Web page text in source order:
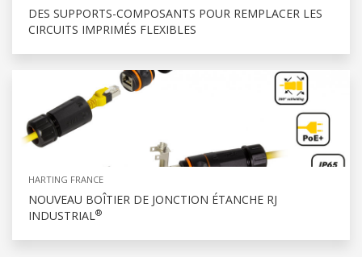
DES SUPPORTS-COMPOSANTS POUR REMPLACER LES
CIRCUITS IMPRIMÉS FLEXIBLES
HARTING FRANCE
NOUVEAU BOÎTIER DE JONCTION ÉTANCHE RJ
INDUSTRIAL ®